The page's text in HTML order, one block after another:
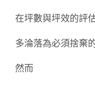
在坪數與坪效的評
多淪落為必須捨棄
然而